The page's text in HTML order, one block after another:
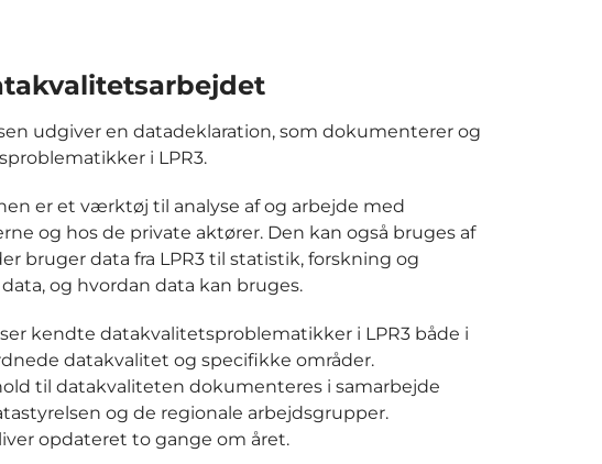
udgiver en datadeklaration, som dokumenterer og
i LPR3.
er et værktøj til analyse af og arbejde med
og hos de private aktører. Den kan også bruges af
bruger data fra LPR3 til statistik, forskning og
og hvordan data kan bruges.
kendte datakvalitetsproblematikker i LPR3 både i
datakvalitet og specifikke områder.
til datakvaliteten dokumenteres i samarbejde
og de regionale arbejdsgrupper.
opdateret to gange om året.